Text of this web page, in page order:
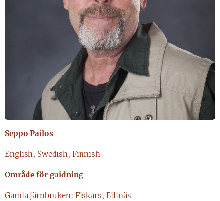
Seppo Pailos
English, Swedish, Finnish
Område för guidning
Gamla järnbruken: Fiskars, Billnäs